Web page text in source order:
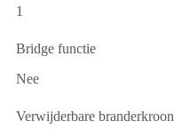
1
Bridge functie
Nee
Verwijderbare branderkroon